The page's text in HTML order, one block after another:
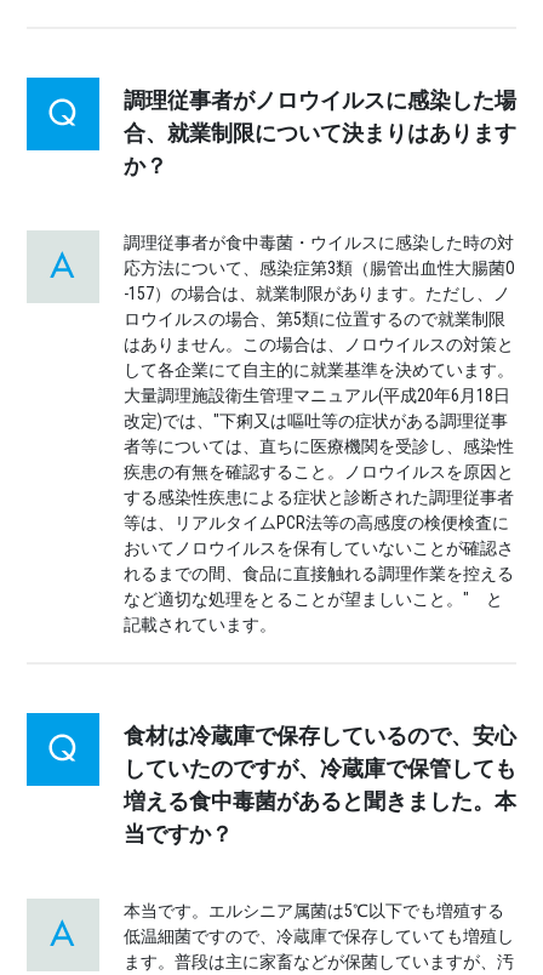
調理従事者がノロウイルスに感染した場
合、就業制限について決まりはあります
か？
調理従事者が食中毒菌・ウイルスに感染した時の対
応方法について、感染症第3類（腸管出血性大腸菌O
-157）の場合は、就業制限があります。ただし、ノ
ロウイルスの場合、第5類に位置するので就業制限
はありません。この場合は、ノロウイルスの対策と
して各企業にて自主的に就業基準を決めています。
大量調理施設衛生管理マニュアル(平成20年6月18日
改定)では、"下痢又は嘔吐等の症状がある調理従事
者等については、直ちに医療機関を受診し、感染性
疾患の有無を確認すること。ノロウイルスを原因と
する感染性疾患による症状と診断された調理従事者
等は、リアルタイムPCR法等の高感度の検便検査に
おいてノロウイルスを保有していないことが確認さ
れるまでの間、食品に直接触れる調理作業を控える
など適切な処理をとることが望ましいこと。" と
記載されています。
食材は冷蔵庫で保存しているので、安心
していたのですが、冷蔵庫で保管しても
増える食中毒菌があると聞きました。本
当ですか？
本当です。エルシニア属菌は5℃以下でも増殖する
低温細菌ですので、冷蔵庫で保存していても増殖し
ます。普段は主に家畜などが保菌していますが、汚